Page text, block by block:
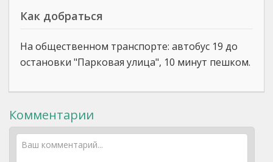
Как добраться
На общественном транспорте: автобус 19 до
остановки "Парковая улица", 10 минут пешком.
Комментарии